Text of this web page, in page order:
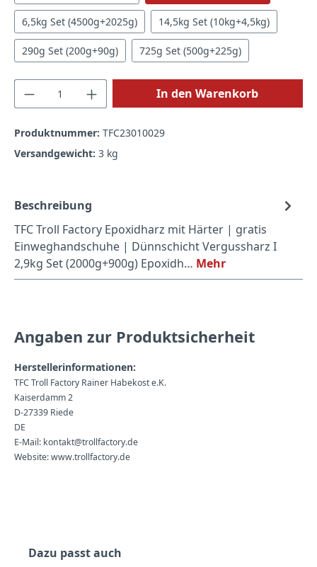
6,5kg Set (4500g+2025g) 14,5kg Set (10kg+4,5kg)
290g Set (200g+90g) 725g Set (500g+225g)
Produkt Anzahl: Gib den gewünschten
In den Warenkorb
Produktnummer: TFC23010029
Versandgewicht: 3 kg
Beschreibung
TFC Troll Factory Epoxidharz mit Härter | gratis
Einweghandschuhe | Dünnschicht Vergussharz I
2,9kg Set (2000g+900g) Epoxidh… Mehr
Angaben zur Produktsicherheit
Herstellerinformationen:
TFC Troll Factory Rainer Habekost e.K.
Kaiserdamm 2
D-27339 Riede
DE
E-Mail: kontakt@trollfactory.de
Website: www.trollfactory.de
Produktgalerie überspringen
Dazu passt auch